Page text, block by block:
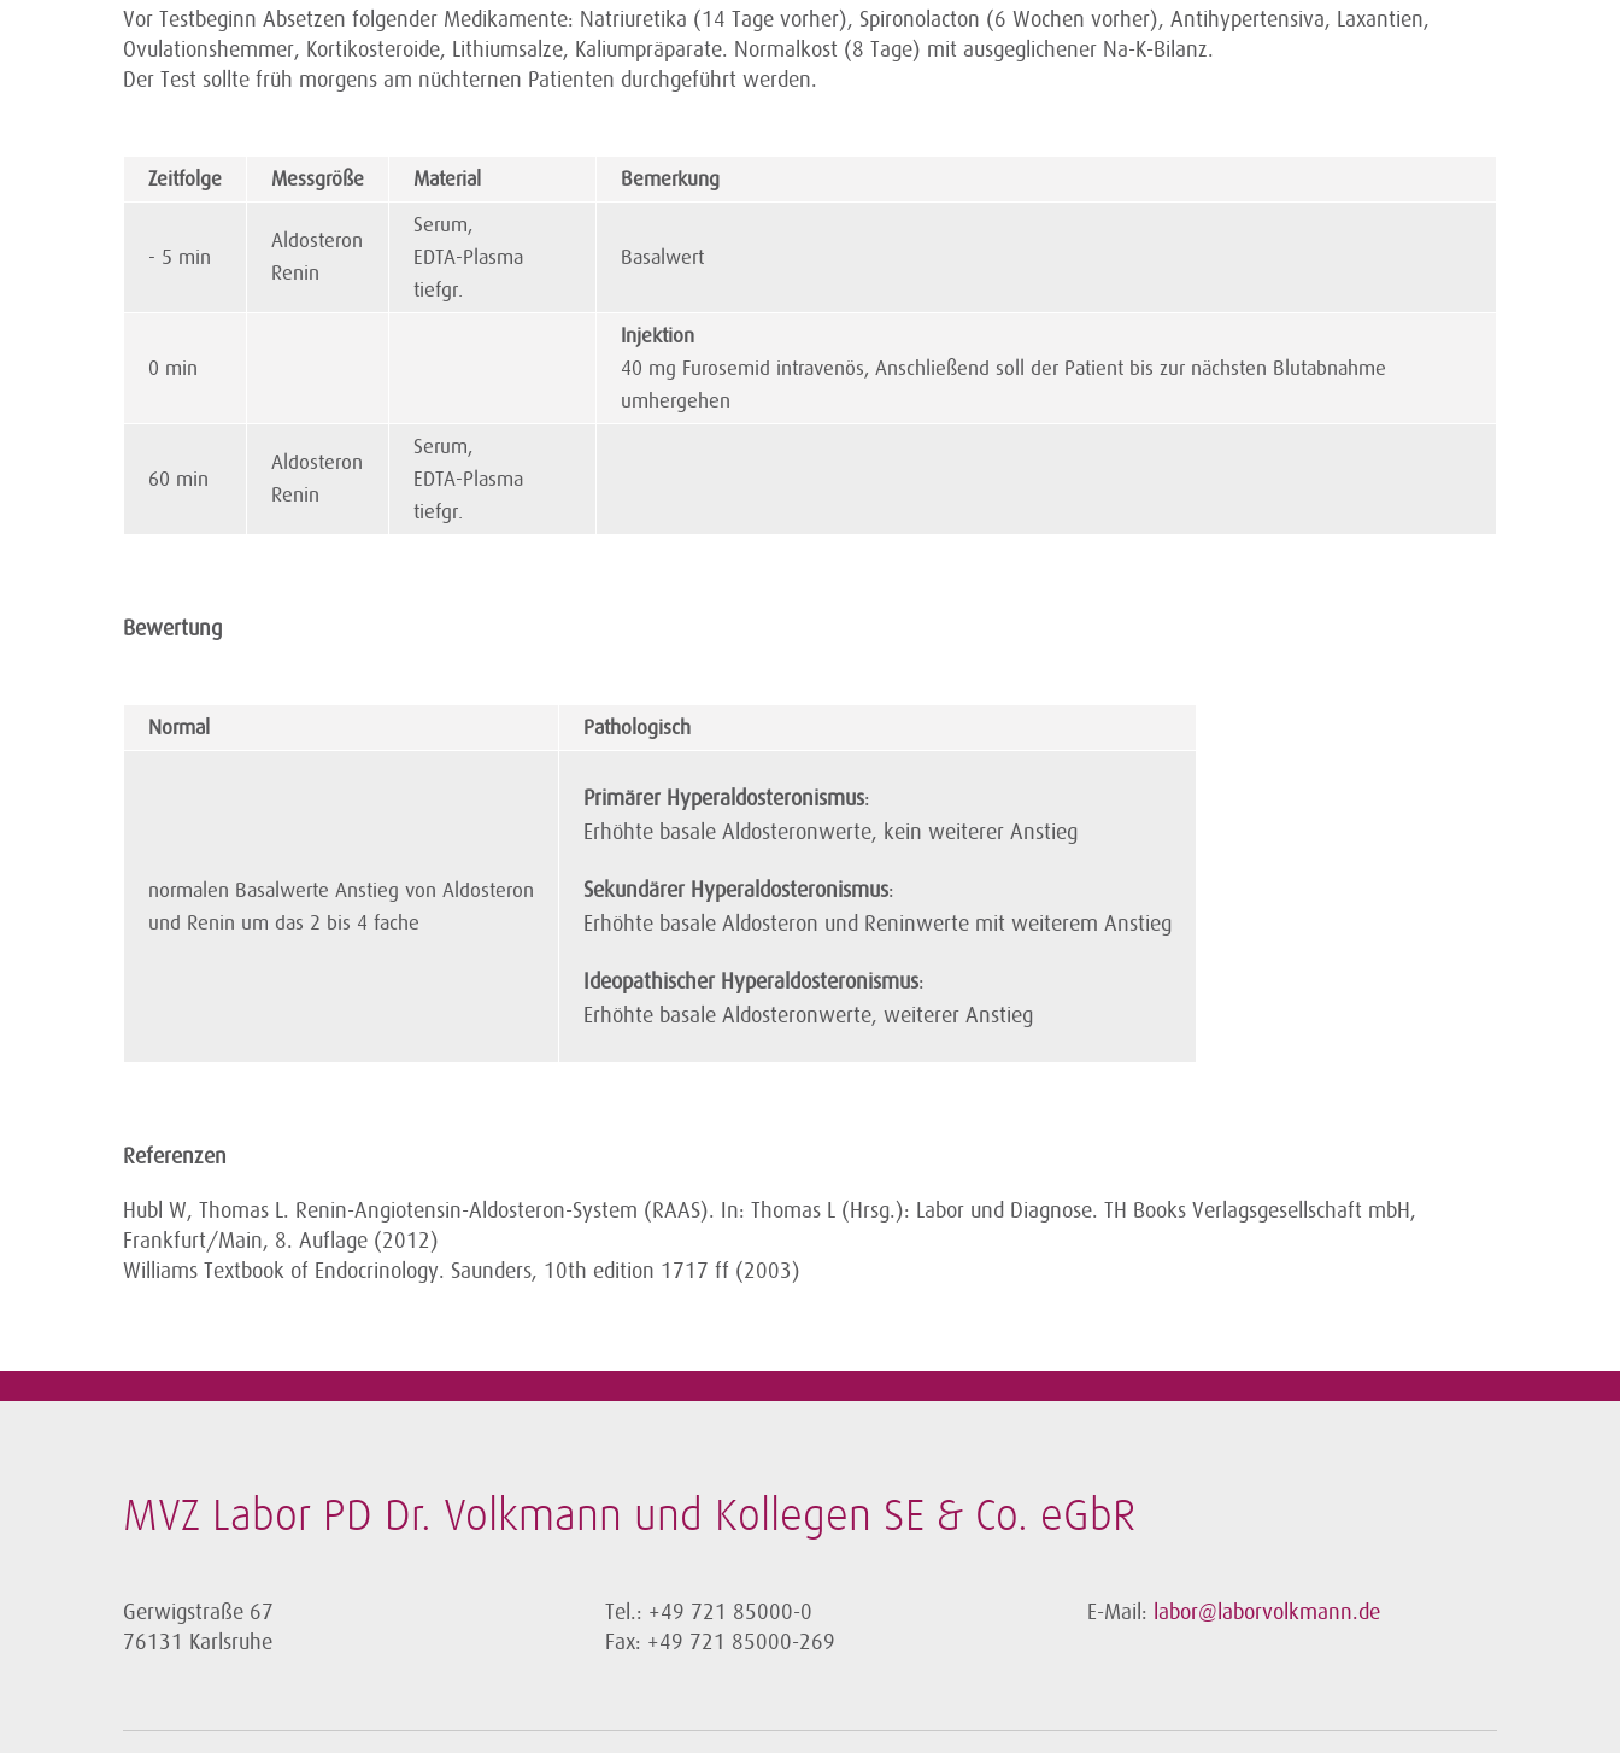
Vor Testbeginn Absetzen folgender Medikamente: Natriuretika (14 Tage vorher), Spironolacton (6 Wochen vorher), Antihypertensiva, Laxantien,
Ovulationshemmer, Kortikosteroide, Lithiumsalze, Kaliumpräparate. Normalkost (8 Tage) mit ausgeglichener Na-K-Bilanz.
Der Test sollte früh morgens am nüchternen Patienten durchgeführt werden.
Zeitfolge Messgröße Material Bemerkung
- 5 min
Aldosteron
Renin
Serum,
EDTA-Plasma
tiefgr.
Basalwert
0 min
Injektion
40 mg Furosemid intravenös, Anschließend soll der Patient bis zur nächsten Blutabnahme
umhergehen
60 min
Aldosteron
Renin
Serum,
EDTA-Plasma
tiefgr.
Bewertung
Normal Pathologisch
normalen Basalwerte Anstieg von Aldosteron
und Renin um das 2 bis 4 fache
Primärer Hyperaldosteronismus:
Erhöhte basale Aldosteronwerte, kein weiterer Anstieg
Sekundärer Hyperaldosteronismus:
Erhöhte basale Aldosteron und Reninwerte mit weiterem Anstieg
Ideopathischer Hyperaldosteronismus:
Erhöhte basale Aldosteronwerte, weiterer Anstieg
Referenzen
Hubl W, Thomas L. Renin-Angiotensin-Aldosteron-System (RAAS). In: Thomas L (Hrsg.): Labor und Diagnose. TH Books Verlagsgesellschaft mbH,
Frankfurt/Main, 8. Auflage (2012)
Williams Textbook of Endocrinology. Saunders, 10th edition 1717 ff (2003)
MVZ Labor PD Dr. Volkmann und Kollegen SE & Co. eGbR
Gerwigstraße 67
76131 Karlsruhe
Tel.: +49 721 85000-0
Fax: +49 721 85000-269
E-Mail: labor@laborvolkmann.de